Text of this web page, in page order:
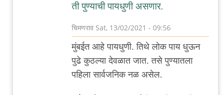
ती पुण्याची पायधुणी असणार.
चिमणराव Sat, 13/02/2021 - 09:56
In
reply
to
मुंबईत आहे पायधुणी. तिथे लोक पाय धुऊन
पुढे कुठल्या देवळात जात. तसे पुण्यातला
पहिला सार्वजनिक नळ असेल.